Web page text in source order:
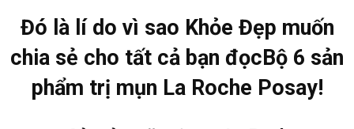
Đó là lí do vì sao Khỏe Đẹp muốn
chia sẻ cho tất cả bạn đọcBộ 6 sản
phẩm trị mụn La Roche Posay!